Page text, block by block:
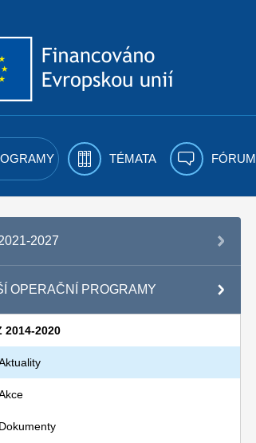
TÉMATA FÓRUM
2027
OPERAČNÍ PROGRAMY
2014-2020
Dokumenty